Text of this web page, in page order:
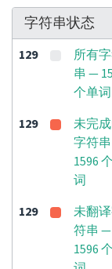
字符串状态
129
所有
串 —
个单词
129
未完
字符
1596
词
129
未翻
符串 —
1596